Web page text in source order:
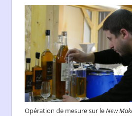
Opération de mesure sur leNew